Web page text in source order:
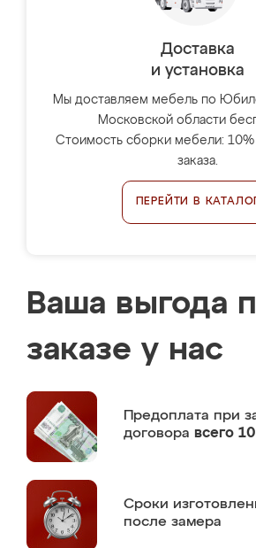
Доставка
и установка
Мы доставляем мебель по
Московской области
Стоимость сборки мебели: 10%
заказа.
ПЕРЕЙТИ В
Ваша выгода
заказе у нас
Предоплата при
договора всего
Сроки
после замера